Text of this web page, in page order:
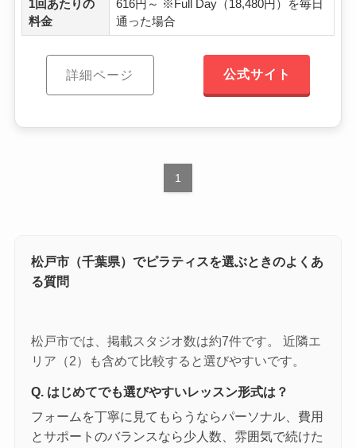
1回あたりの
料金
616円～ ※Full Day（18,480円）を毎日
通った場合
詳細ページ 公式サイト
1
松戸市（千葉県）でピラティスを選ぶときのよくあ
る質問
松戸市では、掲載スタジオ数は約7件です。 近隣エ
リア（2）も含めて比較すると選びやすいです。
Q. はじめてでも選びやすいレッスン形式は？
フォームを丁寧に見てもらうならパーソナル、費用
とサポートのバランスなら少人数、雰囲気で続けた